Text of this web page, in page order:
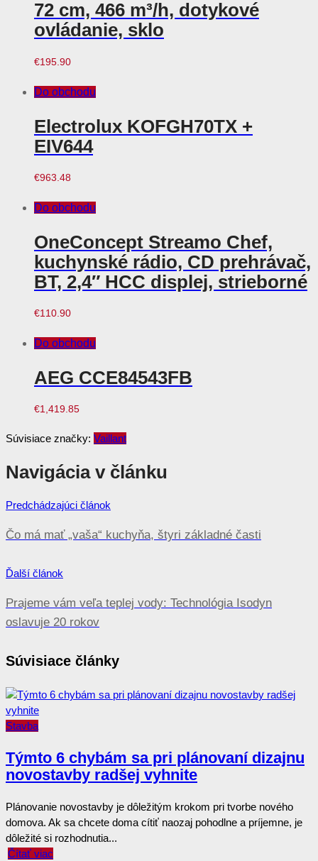
72 cm, 466 m³/h, dotykové
ovládanie, sklo
€195.90
Do obchodu
Electrolux KOFGH70TX +
EIV644
€963.48
Do obchodu
OneConcept Streamo Chef,
kuchynské rádio, CD prehrávač,
BT, 2,4″ HCC displej, strieborné
€110.90
Do obchodu
AEG CCE84543FB
€1,419.85
Súvisiace značky: Vaillant
Navigácia v článku
Predchádzajúci článok
Čo má mať „vaša“ kuchyňa, štyri základné časti
Ďalší článok
Prajeme vám veľa teplej vody: Technológia Isodyn
oslavuje 20 rokov
Súvisiace články
Stavba
Týmto 6 chybám sa pri plánovaní dizajnu
novostavby radšej vyhnite
Plánovanie novostavby je dôležitým krokom pri tvorbe nového
domova. Ak sa chcete doma cítiť naozaj pohodlne a príjemne, je
dôležité si rozhodnutia...
Čítať viac